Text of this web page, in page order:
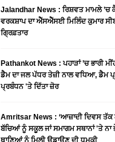
Jalandhar News : ਰਿਸ਼ਵਤ ਮਾਮਲੇ ’ਚ
ਵਰਕਸ਼ਾਪ ਦਾ ਐੱਸਐੱਸਈ ਮਿਲਿੰਦ ਕੁਮਾਰ
ਗ੍ਰਿਫ਼ਤਾਰ
Pathankot News : ਪਹਾੜਾਂ ’ਚ ਭਾਰੀ
ਡੈਮ ਦਾ ਜਲ ਪੱਧਰ ਤੇਜ਼ੀ ਨਾਲ ਵਧਿਆ, ਡੈਮ
ਪ੍ਰਬੰਧਨ 'ਤੇ ਦਿੱਤਾ ਜ਼ੋਰ
Amritsar News : ‘ਆਜ਼ਾਦੀ ਦਿਵਸ ਤੱਕ
ਬੱਚਿਆਂ ਨੂੰ ਸਕੂਲ ਜਾਂ ਸਮਾਗਮ ਸਥਾਨਾਂ 'ਤੇ ਨਾ
ਥਾਣਿਆਂ ਨੂੰ ਮਿਲੀ ਉਡਾਉਣ ਦੀ ਧਮਕੀ